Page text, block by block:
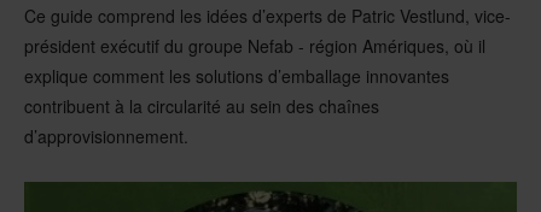
Ce guide comprend les idées d’experts de Patric Vestlund, vice-
président exécutif du groupe Nefab - région Amériques, où il
explique comment les solutions d’emballage innovantes
contribuent à la circularité au sein des chaînes
d’approvisionnement.